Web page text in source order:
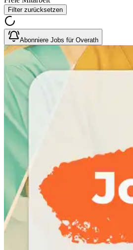
Filter zurücksetzen
Abonniere Jobs für Overath